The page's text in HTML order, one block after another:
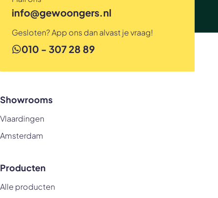
info@gewoongers.nl
Gesloten? App ons dan alvast je vraag!
010 - 307 28 89
Showrooms
Vlaardingen
Amsterdam
Producten
Alle producten